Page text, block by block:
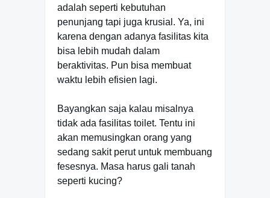
adalah seperti kebutuhan
penunjang tapi juga krusial. Ya, ini
karena dengan adanya fasilitas kita
bisa lebih mudah dalam
beraktivitas. Pun bisa membuat
waktu lebih efisien lagi.
Bayangkan saja kalau misalnya
tidak ada fasilitas toilet. Tentu ini
akan memusingkan orang yang
sedang sakit perut untuk membuang
fesesnya. Masa harus gali tanah
seperti kucing?